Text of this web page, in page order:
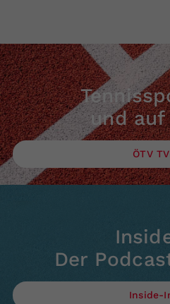
und
ÖTV TV
Der
Inside-